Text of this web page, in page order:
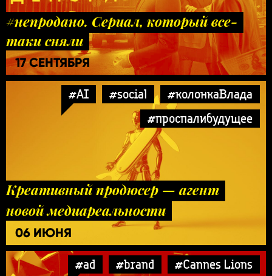
#непродано. Сериал, который все-
таки сняли
17 СЕНТЯБРЯ
#AI #social
#колонкаВлада
#проспалибудущее
Креативный продюсер — агент
новой медиареальности
06 ИЮНЯ
#ad #brand
#Cannes Lions